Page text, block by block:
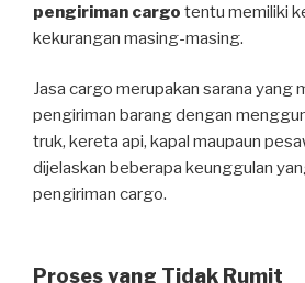
pengiriman cargo tentu memiliki
kekurangan masing-masing.
Jasa cargo merupakan sarana yang
pengiriman barang dengan
truk, kereta api, kapal maupaun
dijelaskan beberapa keunggulan
pengiriman cargo.
Proses yang Tidak Rumit